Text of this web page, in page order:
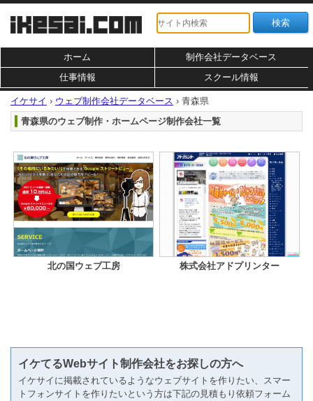
ホーム
制作会社データベース
仕事情報
スクール情報
イケサイ › ウェブ制作会社データベース › 青森県
青森県のウェブ制作・ホームページ制作会社一覧
北の国ウェブ工房 株式会社アドプリンター
イケてるWebサイト制作会社をお探しの方へ
イケサイに掲載されているようなウェブサイトを作りたい、スマー
トフォンサイトを作りたいという方は下記の見積もり依頼フォーム